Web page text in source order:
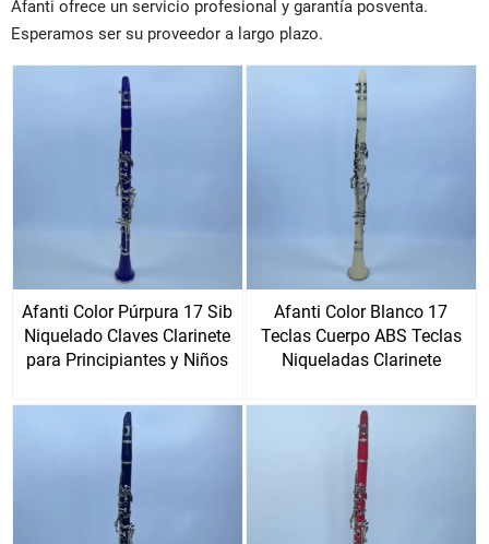
Afanti ofrece un servicio profesional y garantía posventa.
Esperamos ser su proveedor a largo plazo.
Afanti Color Púrpura 17 Sib
Niquelado Claves Clarinete
para Principiantes y Niños
Afanti Color Blanco 17
Teclas Cuerpo ABS Teclas
Niqueladas Clarinete